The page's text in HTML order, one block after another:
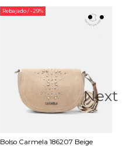
Rebajado/ -29%
Bolso Carmela 186207 Beige
Next